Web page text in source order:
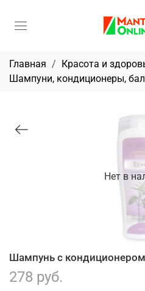
Главная Красота и
Шампуни, кондиционеры,
Нет в
Шампунь с кондиционером
278 руб.